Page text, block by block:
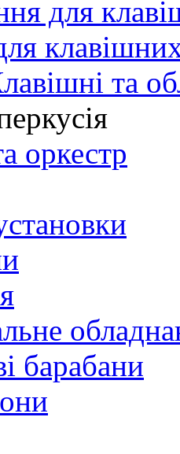
для
та
оркестр
барабани